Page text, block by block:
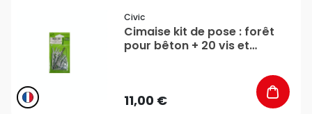
Civic
Cimaise kit de pose : forêt
pour bêton + 20 vis et
11,00 €